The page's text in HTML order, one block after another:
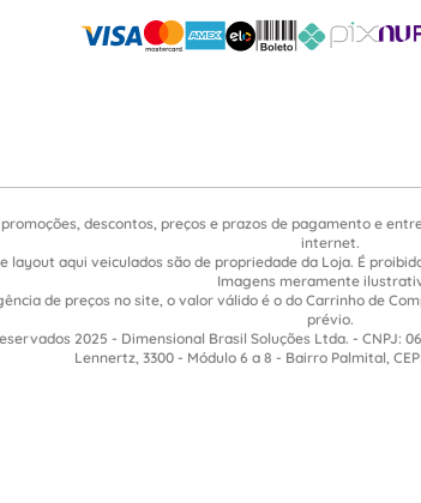
descontos, preços e prazos de pagamento e
internet.
layout aqui veiculados são de propriedade da Loja. É
Imagens meramente
de preços no site, o valor válido é o do Carrinho de
prévio.
2025 - Dimensional Brasil Soluções Ltda. - CNPJ:
Lennertz, 3300 - Módulo 6 a 8 - Bairro Palmital,